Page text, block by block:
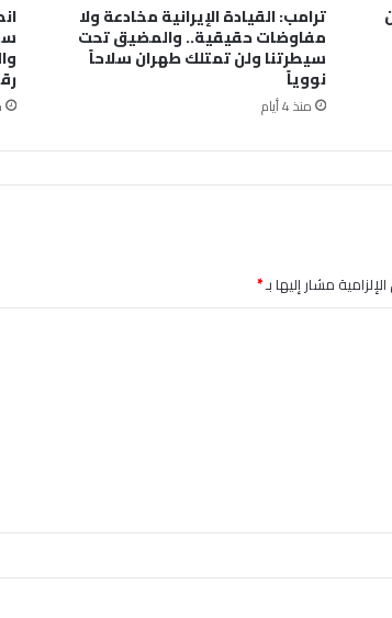
ترامب: القيادة الإيرانية مخادعة ولا
مفاوضات حقيقية.. والمضيق تحت
سيطرتنا ولن تمتلك طهران سلاحاً
نووياً
منذ 4 أيام
مشار إليها بـ*